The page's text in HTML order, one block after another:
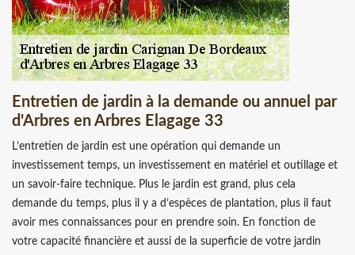
Entretien de jardin à la demande ou annuel par
d'Arbres en Arbres Elagage 33
L’entretien de jardin est une opération qui demande un
investissement temps, un investissement en matériel et outillage et
un savoir-faire technique. Plus le jardin est grand, plus cela
demande du temps, plus il y a d’espèces de plantation, plus il faut
avoir mes connaissances pour en prendre soin. En fonction de
votre capacité financière et aussi de la superficie de votre jardin